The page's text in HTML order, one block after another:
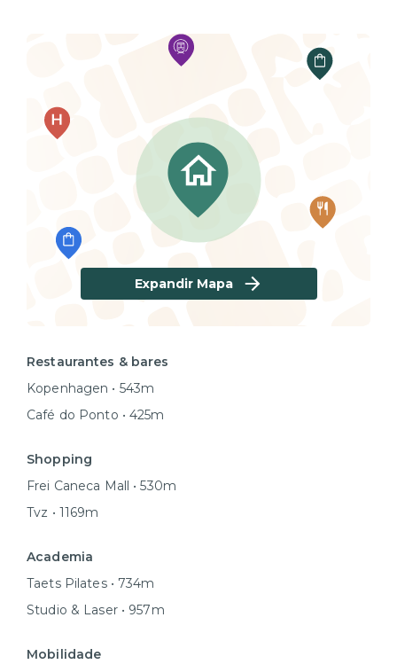
Expandir Mapa
Restaurantes & bares
Kopenhagen • 543m
Café do Ponto • 425m
Shopping
Frei Caneca Mall • 530m
Tvz • 1169m
Academia
Taets Pilates • 734m
Studio & Laser • 957m
Mobilidade